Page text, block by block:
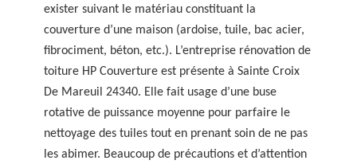
exister suivant le matériau constituant la
couverture d’une maison (ardoise, tuile, bac acier,
fibrociment, béton, etc.). L’entreprise rénovation de
toiture HP Couverture est présente à Sainte Croix
De Mareuil 24340. Elle fait usage d’une buse
rotative de puissance moyenne pour parfaire le
nettoyage des tuiles tout en prenant soin de ne pas
les abimer. Beaucoup de précautions et d’attention